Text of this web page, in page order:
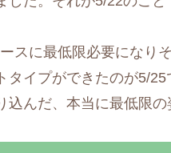
スに最低限必要になり
タイプができたのが5/
んだ、本当に最低限の